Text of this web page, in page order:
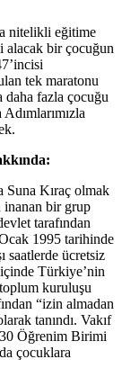
nitelikli eğitime
alacak bir çocuğun
tek maratonu
daha fazla çocuğu
Kıraç olmak
inanan bir grup
tarafından
1995 tarihinde
saatlerde ücretsiz
Türkiye’nin
kuruluşu
“izin almadan
tanındı. Vakıf
Öğrenim Birimi
çocuklara